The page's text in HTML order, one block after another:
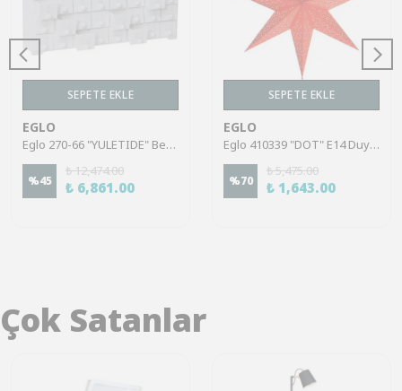
SEPETE EKLE
EGLO
Eglo 270-66 "YULETIDE" Beyaz Çekmeceli Ahşap Takı Kutusu 4 Ledli 22,5Cm Yüksekliğinde 37,5Cm Uzunluğunda
%45
₺ 12,474.00
₺ 6,861.00
SEPETE EKLE
EGLO
Eglo 410339 "DOT" E14 Duylu Asılı Kağıt Yıldız Kırmızı 54Cm
%70
₺ 5,475.00
₺ 1,643.00
Çok Satanlar